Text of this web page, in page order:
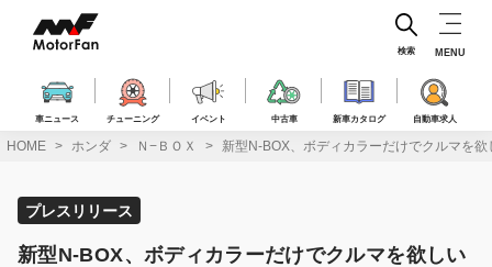
ス
車ニュース チューニング イベント 中古車 新車カタログ 自動車求人
検索 MENU
HOME ホンダ Ｎ−ＢＯＸ 新型N-BOX、ボディカラーだけでクルマを
プレスリリース
新型N-BOX、ボディカラーだけでクルマを欲しい